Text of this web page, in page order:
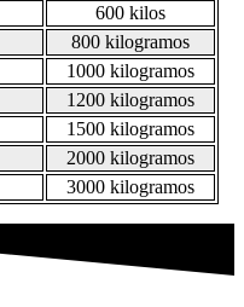
600 kilos
800 kilogramos
1000 kilogramos
1200 kilogramos
1500 kilogramos
2000 kilogramos
3000 kilogramos